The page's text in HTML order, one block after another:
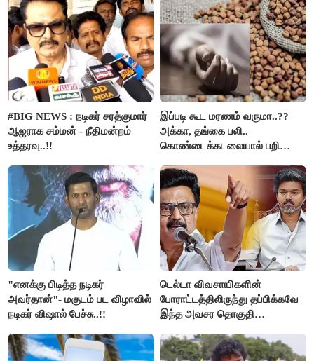
கைது..!!
#BIG NEWS : நடிகர் சரத்குமார்
ஆஜராக சம்மன் - நீதிமன்றம்
உத்தரவு..!!
இப்படி கூட மரணம் வருமா..??
அக்கா, தங்கை பலி..
கொண்டைக்கடலையால் பறிபோன
"எனக்கு பிடித்த நடிகர்
அவர்தான்"- மகுடம் பட விழாவில்
நடிகர் விஷால் பேச்சு..!!
டெல்டா விவசாயிகளின்
போராட்டத்திலிருந்து தப்பிக்கவே
இந்த அவசர தொகுதி
அரங்கேற்றுகிறார் முதலமைச்சர் -
திமுக ஐடி விங்..!!